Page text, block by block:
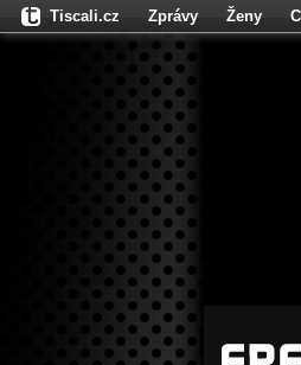
Tiscali.cz Zprávy Ženy
Fights.cz